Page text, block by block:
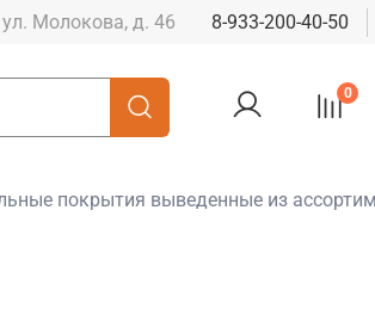
ул. Молокова, д. 46 8-933-200-40-50
0
покрытия выведенные из